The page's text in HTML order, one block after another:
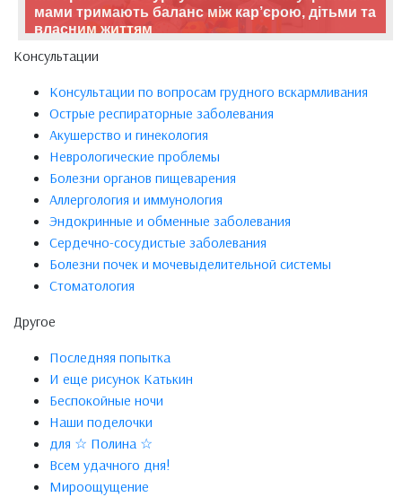
мами тримають баланс між кар’єрою, дітьми та
власним життям
Консультации
Консультации по вопросам грудного вскармливания
Острые респираторные заболевания
Акушерство и гинекология
Неврологические проблемы
Болезни органов пищеварения
Аллергология и иммунология
Эндокринные и обменные заболевания
Сердечно-сосудистые заболевания
Болезни почек и мочевыделительной системы
Стоматология
Другое
Последняя попытка
И еще рисунок Катькин
Беспокойные ночи
Наши поделочки
для ☆ Полина ☆
Всем удачного дня!
Мироощущение